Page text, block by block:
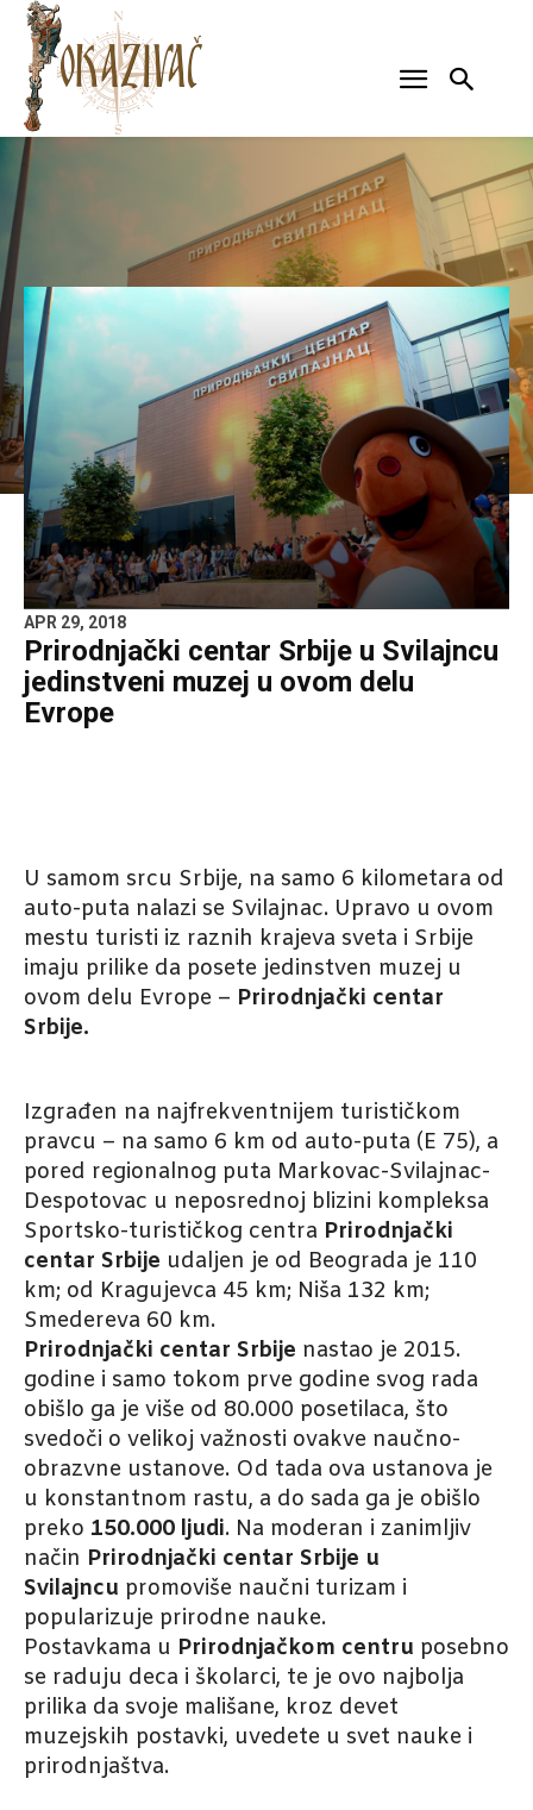
APR 29, 2018
Prirodnjački centar Srbije u Svilajncu
jedinstveni muzej u ovom delu
Evrope
U samom srcu Srbije, na samo 6 kilometara od
auto-puta nalazi se Svilajnac. Upravo u ovom
mestu turisti iz raznih krajeva sveta i Srbije
imaju prilike da posete jedinstven muzej u
ovom delu Evrope – Prirodnjački centar
Srbije.
Izgrađen na najfrekventnijem turističkom
pravcu – na samo 6 km od auto-puta (E 75), a
pored regionalnog puta Markovac-Svilajnac-
Despotovac u neposrednoj blizini kompleksa
Sportsko-turističkog centra Prirodnjački
centar Srbije udaljen je od Beograda je 110
km; od Kragujevca 45 km; Niša 132 km;
Smedereva 60 km.
Prirodnjački centar Srbije nastao je 2015.
godine i samo tokom prve godine svog rada
obišlo ga je više od 80.000 posetilaca, što
svedoči o velikoj važnosti ovakve naučno-
obrazvne ustanove. Od tada ova ustanova je
u konstantnom rastu, a do sada ga je obišlo
preko 150.000 ljudi. Na moderan i zanimljiv
način Prirodnjački centar Srbije u
Svilajncu promoviše naučni turizam i
popularizuje prirodne nauke.
Postavkama u Prirodnjačkom centru posebno
se raduju deca i školarci, te je ovo najbolja
prilika da svoje mališane, kroz devet
muzejskih postavki, uvedete u svet nauke i
prirodnjaštva.